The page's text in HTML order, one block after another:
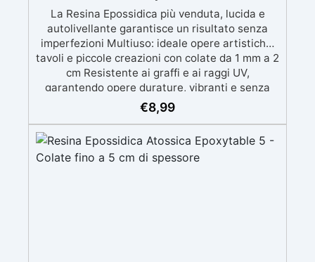
La Resina Epossidica più venduta, lucida e
autolivellante garantisce un risultato senza
imperfezioni Multiuso: ideale opere artistiche,
tavoli e piccole creazioni con colate da 1 mm a 2
cm Resistente ai graffi e ai raggi UV,
garantendo opere durature, vibranti e senza
ingiallimenti nel tempo Bassa viscosità e
formula anti-bolle per risultati impeccabili,
Certificata Atossica post catalisi per contatto
con la pelle, BPA free e VoC Free
€8,99